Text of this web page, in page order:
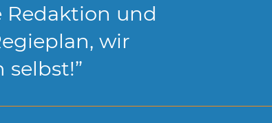
Redaktion und
wir
selbst!”